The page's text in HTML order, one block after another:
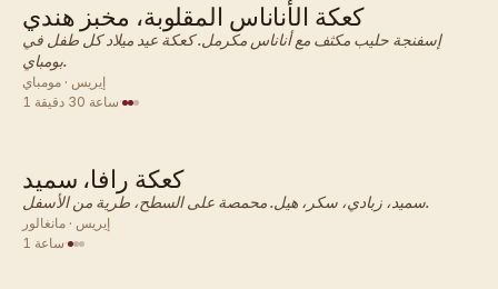
هندي · كعكة
كعكة الأناناس المقلوبة، مخبز هندي
إسفنجة حليب مكثف مع أناناس مكرمل. كعكة عيد ميلاد كل طفل في
بومباي.
إيريس · مومباي
1 ساعة 30 دقيقة·
هندي · كعكة
كعكة رافا، سميد
سميد، زبادي، سكر، هيل. محمصة على السطح، طرية من الأسفل.
إيريس · مانغالور
1 ساعة·